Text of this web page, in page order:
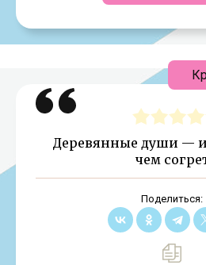
Деревянные души —
чем
Поделиться: